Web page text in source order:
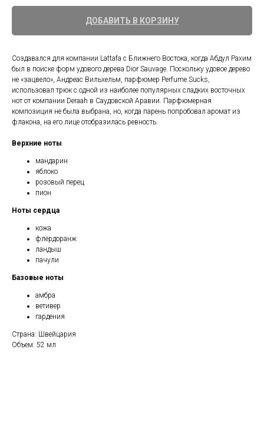
ДОБАВИТЬ В КОРЗИНУ
Создавался для компании Lattafa с Ближнего Востока, когда Абдул Рахим
был в поиске форм удового дерева Dior Sauvage. Поскольку удовое дерево
не «зацвело», Андреас Вильхельм, парфюмер Perfume.Sucks,
использовал трюк с одной из наиболее популярных сладких восточных
нот от компании Deraah в Саудовской Аравии. Парфюмерная
композиция не была выбрана, но, когда парень попробовал аромат из
флакона, на его лице отобразилась ревность.
Верхние ноты
мандарин
яблоко
розовый перец
пион
Ноты сердца
кожа
флердоранж
ландыш
пачули
Базовые ноты
амбра
ветивер
гардения
Страна: Швейцария
Объем: 52 мл